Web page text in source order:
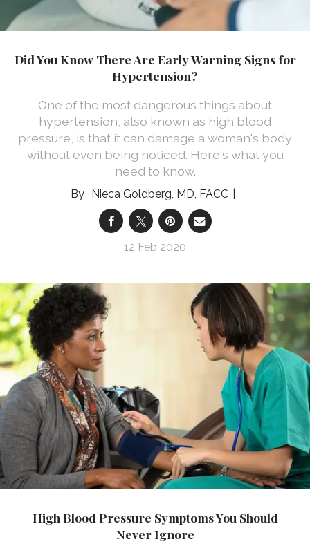
Did You Know There Are Early Warning Signs for
Hypertension?
One of the most dangerous things about
hypertension, also known as high blood
pressure, is that it can damage a woman's body
without even being noticed. Here's what you
need to know.
Nieca Goldberg, MD, FACC
12 Feb 2020
High Blood Pressure Symptoms You Should
Never Ignore